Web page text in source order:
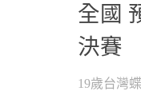
全國
決賽
19歲台灣